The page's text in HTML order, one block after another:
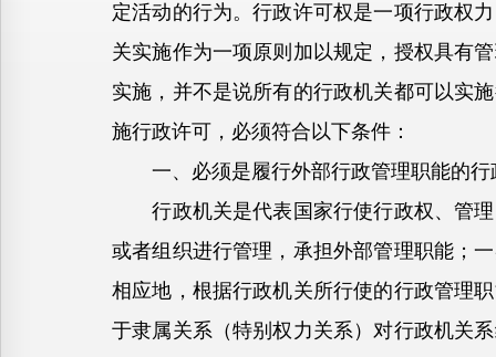
定活动的行为。行政许可权是一项行政权
关实施作为一项原则加以规定，授权具有
实施，并不是说所有的行政机关都可以实
施行政许可，必须符合以下条件：
一、必须是履行外部行政管理职能的行
行政机关是代表国家行使行政权、管理
或者组织进行管理，承担外部管理职能；
相应地，根据行政机关所行使的行政管理
于隶属关系（特别权力关系）对行政机关